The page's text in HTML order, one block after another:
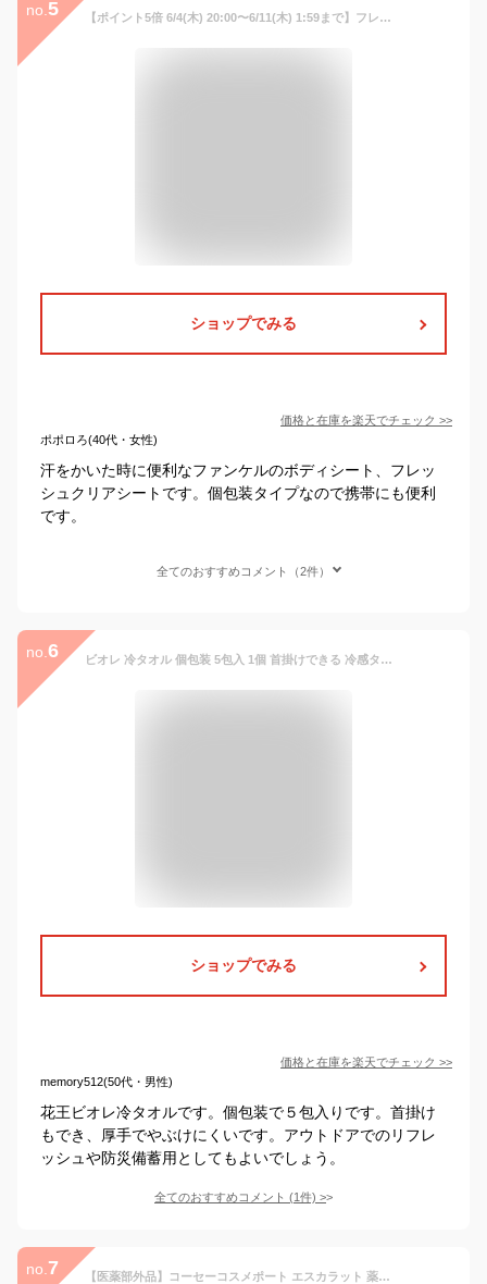
no. 5 【ポイント5倍 6/4(木) 20:00〜6/11(木) 1:59まで】フレッシュクリアシート 30包入り 【ファンケル 公式】[FANCL 化粧品 ボディ ボディシート ボディーシート 汗拭きシート 拭き取り ふきとり ふき取り 汗取り 汗とり シート 無添加 フェイスシート ボディケア]
ショップでみる
価格と在庫を楽天でチェック >>
ポポロろ(40代・女性)
汗をかいた時に便利なファンケルのボディシート、フレッ
シュクリアシートです。個包装タイプなので携帯にも便利
です。
全てのおすすめコメント（2件）
no. 6 ビオレ 冷タオル 個包装 5包入 1個 首掛けできる 冷感タオル -3℃ 無香料 汗拭きシート 花王 Biore スポーツ 熱中症対策 使い捨てタオル 屋外作業 夏フェス ウォーキング 冷却 清涼 クールダウン レジャー アウトドア リフレッシュ 気化熱 防災 備蓄 厚手
ショップでみる
価格と在庫を楽天でチェック >>
memory512(50代・男性)
花王ビオレ冷タオルです。個包装で５包入りです。首掛け
もでき、厚手でやぶけにくいです。アウトドアでのリフレ
ッシュや防災備蓄用としてもよいでしょう。
全てのおすすめコメント (1件) >
no. 7 【医薬部外品】コーセーコスメポート エスカラット 薬用デオドラントシート 無香料 40枚入